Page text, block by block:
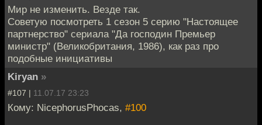
Мир не изменить. Везде так.
Советую посмотреть 1 сезон 5 серию "Настоящее
партнерство" сериала "Да господин Премьер
министр" (Великобритания, 1986), как раз про
подобные инициативы
Kiryan »
#107 | 11.07.17 23:23
Кому: NicephorusPhocas, #100